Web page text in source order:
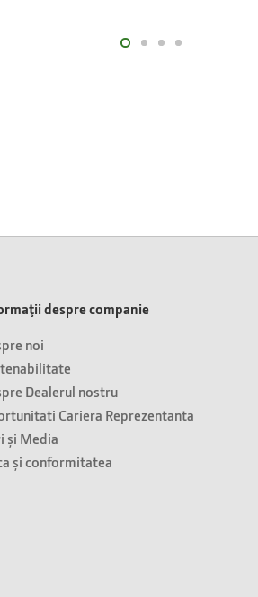
despre companie
noi
Dealerul nostru
Cariera Reprezentanta
și Media
și conformitatea